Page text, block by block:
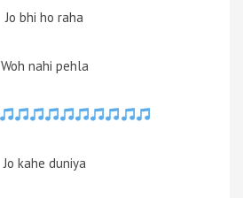
Jo bhi ho raha
Woh nahi pehla
Jo kahe duniya